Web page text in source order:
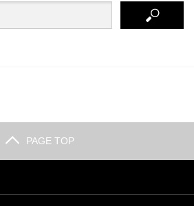
PAGE TOP